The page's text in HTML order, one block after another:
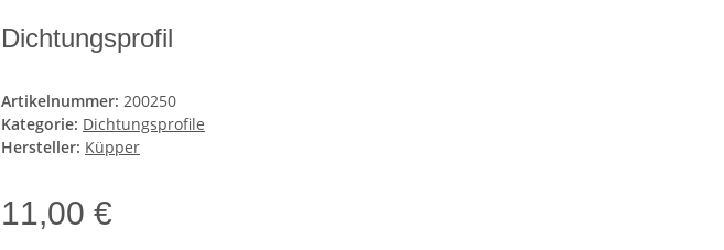
Dichtungsprofil
Artikelnummer: 200250
Kategorie: Dichtungsprofile
Hersteller: Küpper
11,00 €